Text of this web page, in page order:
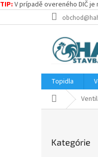
TIP: V prípadě overeného DIČ
na
Topidla
Domov
kategórie
Kategórie